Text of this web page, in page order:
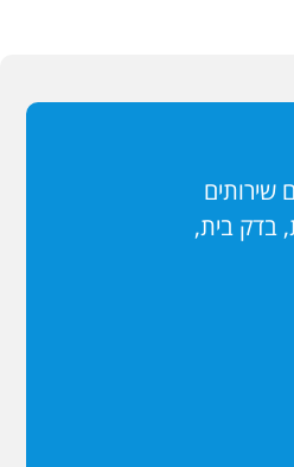
ל-15 שנים ומספקים שירותים
בדק בית,